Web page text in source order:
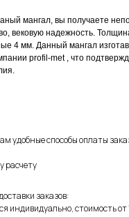
мангал, вы получаете
вековую надежность.
4 мм. Данный мангал
profil-met , что
удобные способы оплаты
расчету
заказов:
индивидуально, стоимость от